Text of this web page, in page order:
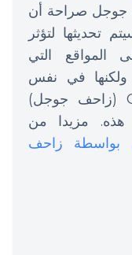
جوجل صراحة أن
تحديثها لتؤثر
المواقع التي
في نفس
الوقت لا تسمح لـ Googlebot (زاحف جوجل)
هذه. مزيدا من
بواسطة زاحف